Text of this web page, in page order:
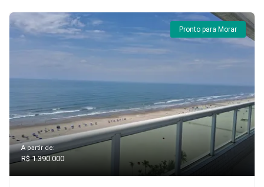
Pronto para Morar
A partir de:
R$ 1.390.000